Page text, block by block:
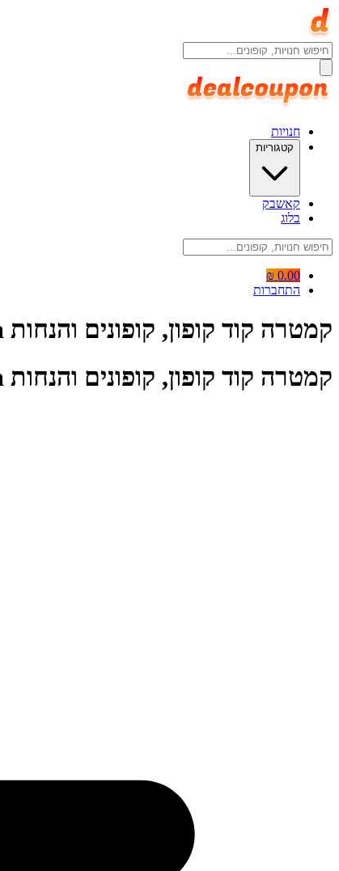
חנויות
קטגוריות
קאשבק
בלוג
0.00 ₪
התחברות
קמטרה קוד קופון, קופונים והנחות Kamatera
קמטרה קוד קופון, קופונים והנחות Kamatera